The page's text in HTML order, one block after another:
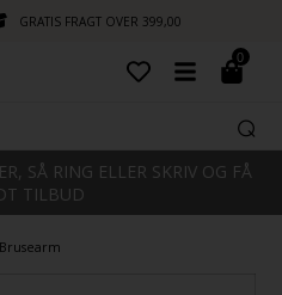
GRATIS FRAGT OVER 399,00
0
SÅ RING ELLER SKRIV OG FÅ
TILBUD
Brusearm